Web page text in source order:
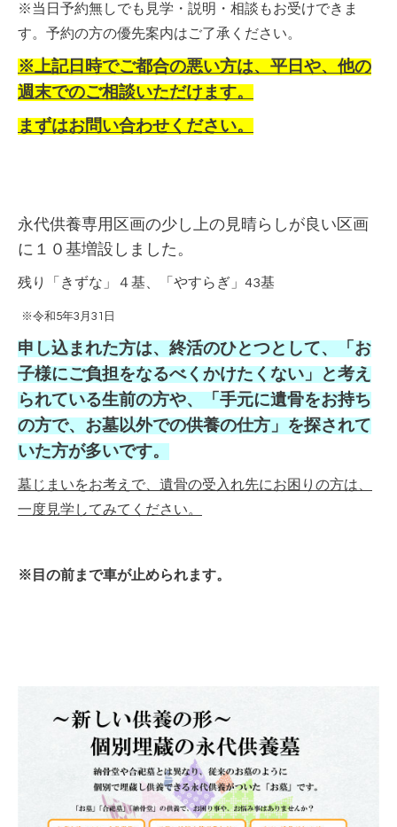
※当日予約無しでも見学・説明・相談もお受けできま
す。予約の方の優先案内はご了承ください。
※上記日時でご都合の悪い方は、平日や、他の
週末でのご相談いただけます。
まずはお問い合わせください。
永代供養専用区画の少し上の見晴らしが良い区画
に１０基増設しました。
残り「きずな」４基、「やすらぎ」43基
※令和5年3月31日
申し込まれた方は、終活のひとつとして、「お
子様にご負担をなるべくかけたくない」と考え
られている生前の方や、「手元に遺骨をお持ち
の方で、お墓以外での供養の仕方」を探されて
いた方が多いです。
墓じまいをお考えで、遺骨の受入れ先にお困りの方は、
一度見学してみてください。
※目の前まで車が止められます。